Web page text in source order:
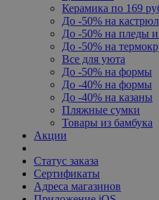
Керамика по 169
До -50% на
До -50% на пледы
До -50% на
Все для уюта
До -50% на формы
До -40% на формы
До -40% на казаны
Пляжные сумки
Товары из бамбука
Акции
Статус заказа
Сертификаты
Адреса магазинов